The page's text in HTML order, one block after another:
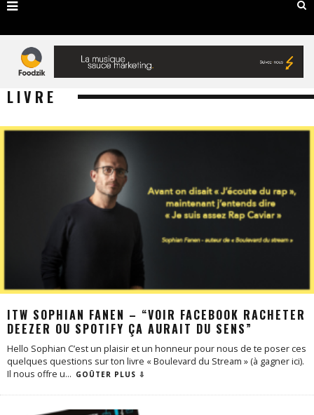
LIVRE
ITW SOPHIAN FANEN – “VOIR FACEBOOK RACHETER
DEEZER OU SPOTIFY ÇA AURAIT DU SENS”
Hello Sophian C’est un plaisir et un honneur pour nous de te poser ces
quelques questions sur ton livre « Boulevard du Stream » (à gagner ici).
Il nous offre u... GOÛTER PLUS ⇩